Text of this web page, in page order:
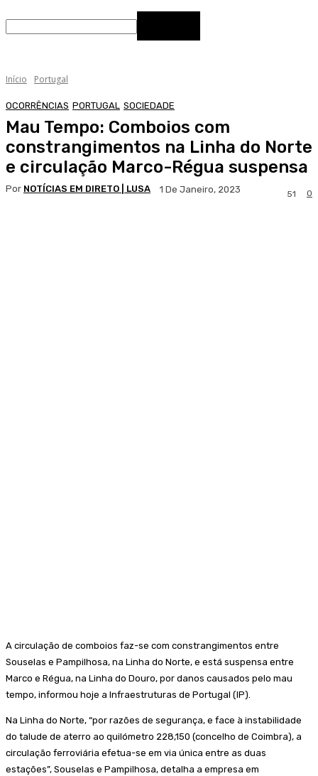
Início Portugal
OCORRÊNCIAS PORTUGAL SOCIEDADE
Mau Tempo: Comboios com
constrangimentos na Linha do Norte
e circulação Marco-Régua suspensa
Por NOTÍCIAS EM DIRETO | LUSA 1 De Janeiro, 2023 0
51
A circulação de comboios faz-se com constrangimentos entre
Souselas e Pampilhosa, na Linha do Norte, e está suspensa entre
Marco e Régua, na Linha do Douro, por danos causados pelo mau
tempo, informou hoje a Infraestruturas de Portugal (IP).
Na Linha do Norte, “por razões de segurança, e face à instabilidade
do talude de aterro ao quilómetro 228,150 (concelho de Coimbra), a
circulação ferroviária efetua-se em via única entre as duas
estações”, Souselas e Pampilhosa, detalha a empresa em